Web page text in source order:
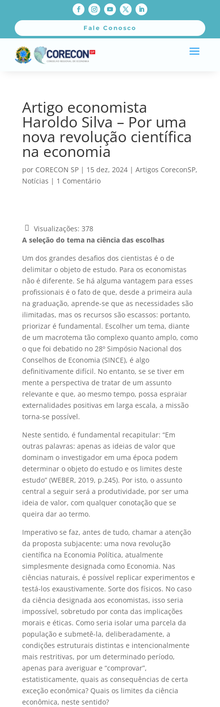
Fale Conosco
Artigo economista
Haroldo Silva – Por uma
nova revolução científica
na economia
por CORECON SP| 15 dez, 2024| Artigos CoreconSP,
Notícias | 1 Comentário
Visualizações: 378
A seleção do tema na ciência das escolhas
Um dos grandes desafios dos cientistas é o de
delimitar o objeto de estudo. Para os economistas
não é diferente. Se há alguma vantagem para esses
profissionais é o fato de que, desde a primeira aula
na graduação, aprende-se que as necessidades são
ilimitadas, mas os recursos são escassos: portanto,
priorizar é fundamental. Escolher um tema, diante
de um macrotema tão complexo quanto amplo, como
o que foi debatido no 28º Simpósio Nacional dos
Conselhos de Economia (SINCE), é algo
definitivamente difícil. No entanto, se se tiver em
mente a perspectiva de tratar de um assunto
relevante e que, ao mesmo tempo, possa espraiar
externalidades positivas em larga escala, a missão
torna-se possível.
Neste sentido, é fundamental recapitular: “Em
outras palavras: apenas as ideias de valor que
dominam o investigador em uma época podem
determinar o objeto do estudo e os limites deste
estudo” (WEBER, 2019, p.245). Por isto, o assunto
central a seguir será a produtividade, por ser uma
ideia de valor, com qualquer conotação que se
queira dar ao termo.
Imperativo se faz, antes de tudo, chamar a atenção
da proposta subjacente: uma nova revolução
científica na Economia Política, atualmente
simplesmente designada como Economia. Nas
ciências naturais, é possível replicar experimentos e
testá-los exaustivamente. Sorte dos físicos. No caso
da ciência designada aos economistas, isso seria
impossível, sobretudo por conta das implicações
morais e éticas. Como seria isolar uma parcela da
população e submetê-la, deliberadamente, a
condições estruturais distintas e intencionalmente
mais restritivas, por um determinado período,
apenas para averiguar e “comprovar”,
estatisticamente, quais as consequências de certa
exceção econômica? Quais os limites da ciência
econômica, neste sentido?